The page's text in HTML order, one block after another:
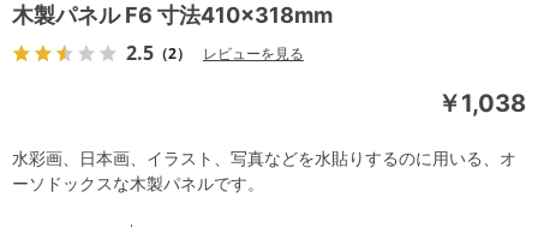
木製パネル F6 寸法410×318mm
2.5 （2） レビューを見る
￥1,038
水彩画、日本画、イラスト、写真などを水貼りするのに用いる、オ
ーソドックスな木製パネルです。